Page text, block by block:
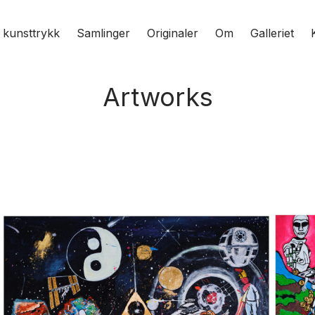
kunsttrykk Samlinger Originaler Om Galleriet
Artworks